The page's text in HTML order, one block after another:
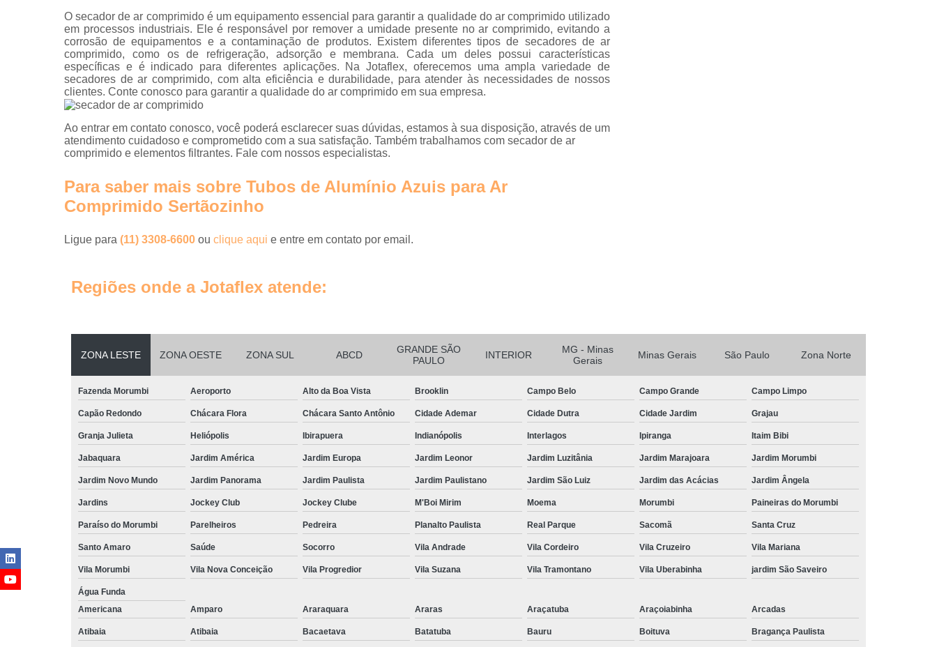
Tratamento de Ar Comprimido Unidade
Tratamento do Ar Comprimido Empresas
Unidade de Tratamento de Ar Comprimido
Tubo Alumínio para Ar Comprimido
Tubo de Alumínio de Ar Comprimido
Tubo em Alumínio para Ar Comprimido
Tubulação para Ar Comprimido em Alumínio
Tubulação Transair em Alumínio
O secador de ar comprimido é um equipamento essencial para garantir a qualidade do ar comprimido utilizado
em processos industriais. Ele é responsável por remover a umidade presente no ar comprimido, evitando a
corrosão de equipamentos e a contaminação de produtos. Existem diferentes tipos de secadores de ar
comprimido, como os de refrigeração, adsorção e membrana. Cada um deles possui características
específicas e é indicado para diferentes aplicações. Na Jotaflex, oferecemos uma ampla variedade de
secadores de ar comprimido, com alta eficiência e durabilidade, para atender às necessidades de nossos
clientes. Conte conosco para garantir a qualidade do ar comprimido em sua empresa.
Ao entrar em contato conosco, você poderá esclarecer suas dúvidas, estamos à sua disposição, através de um
atendimento cuidadoso e comprometido com a sua satisfação. Também trabalhamos com secador de ar
comprimido e elementos filtrantes. Fale com nossos especialistas.
Para saber mais sobre Tubos de Alumínio Azuis para Ar
Comprimido Sertãozinho
Ligue para (11) 3308-6600 ou clique aqui e entre em contato por email.
Regiões onde a Jotaflex atende:
ZONA LESTE ZONA OESTE ZONA SUL ABCD
GRANDE SÃO
PAULO
INTERIOR
MG - Minas
Gerais
Minas Gerais São Paulo Zona Norte
Fazenda Morumbi Aeroporto Alto da Boa Vista Brooklin Campo Belo Campo Grande Campo Limpo
Capão Redondo Chácara Flora Chácara Santo Antônio Cidade Ademar Cidade Dutra Cidade Jardim Grajau
Granja Julieta Heliópolis Ibirapuera Indianópolis Interlagos Ipiranga Itaim Bibi
Jabaquara Jardim América Jardim Europa Jardim Leonor Jardim Luzitânia Jardim Marajoara Jardim Morumbi
Jardim Novo Mundo Jardim Panorama Jardim Paulista Jardim Paulistano Jardim São Luiz Jardim das Acácias Jardim Ângela
Jardins Jockey Club Jockey Clube M'Boi Mirim Moema Morumbi Paineiras do Morumbi
Paraíso do Morumbi Parelheiros Pedreira Planalto Paulista Real Parque Sacomã Santa Cruz
Santo Amaro Saúde Socorro Vila Andrade Vila Cordeiro Vila Cruzeiro Vila Mariana
Vila Morumbi Vila Nova Conceição Vila Progredior Vila Suzana Vila Tramontano Vila Uberabinha jardim São Saveiro
Água Funda
Americana
Amparo Araraquara Araras Araçatuba Araçoiabinha Arcadas
Atibaia Atibaia Bacaetava Batatuba Bauru Boituva Bragança Paulista